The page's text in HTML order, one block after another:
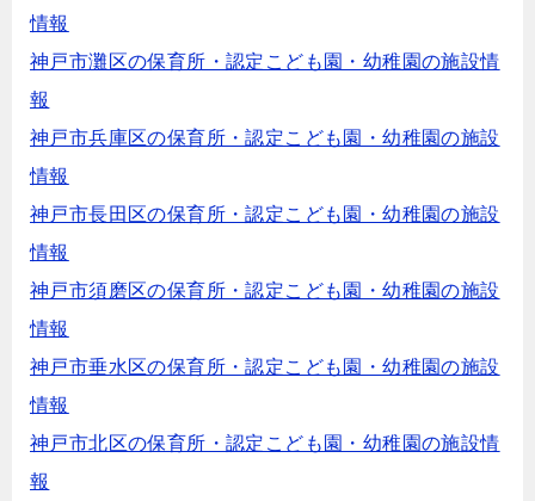
情報
神戸市灘区の保育所・認定こども園・幼稚園の施設情
報
神戸市兵庫区の保育所・認定こども園・幼稚園の施設
情報
神戸市長田区の保育所・認定こども園・幼稚園の施設
情報
神戸市須磨区の保育所・認定こども園・幼稚園の施設
情報
神戸市垂水区の保育所・認定こども園・幼稚園の施設
情報
神戸市北区の保育所・認定こども園・幼稚園の施設情
報